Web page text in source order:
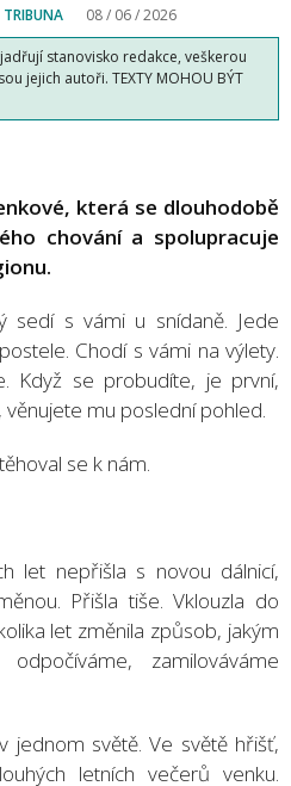
TRIBUNA 08 / 06 / 2026
stanovisko redakce, veškerou
jejich autoři. TEXTY MOHOU BÝT
která se dlouhodobě
chování a spolupracuje
sedí s vámi u snídaně. Jede
Chodí s vámi na výlety.
Když se probudíte, je první,
mu poslední pohled.
se k nám.
let nepřišla s novou dálnicí,
Přišla tiše. Vklouzla do
let změnila způsob, jakým
zamilováváme
jednom světě. Ve světě hřišť,
letních večerů venku.